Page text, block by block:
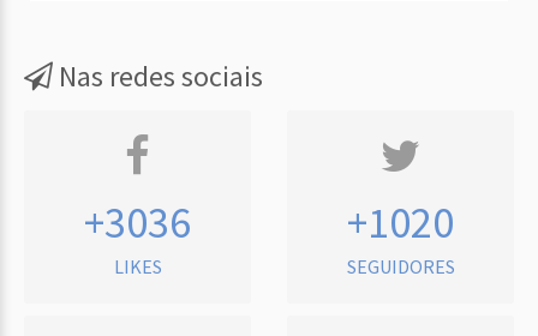
Nas redes sociais
+3036
LIKES
+1020
SEGUIDORES